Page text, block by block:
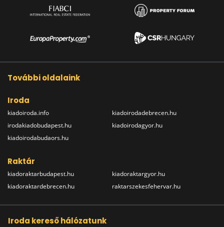
További oldalaink
Iroda
kiadoiroda.info
irodakiadobudapest.hu
kiadoirodabudaors.hu
kiadoirodadebrecen.hu
kiadoirodagyor.hu
Raktár
kiadoraktarbudapest.hu
kiadoraktardebrecen.hu
kiadoraktargyor.hu
raktarszekesfehervar.hu
Iroda kereső hálózatunk